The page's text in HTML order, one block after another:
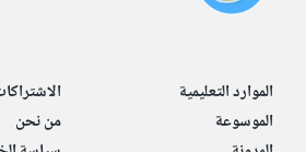
الموارد التعليمية
الموسوعة
من نحن